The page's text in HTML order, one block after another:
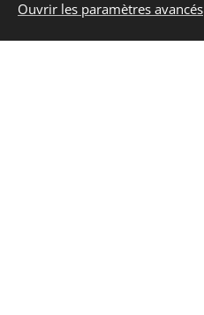
Ouvrir les paramètres avancés